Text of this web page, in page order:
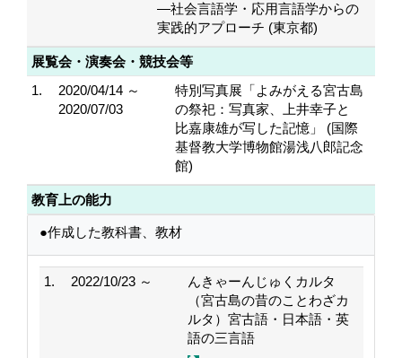
―社会言語学・応用言語学からの
実践的アプローチ (東京都)
展覧会・演奏会・競技会等
1.
2020/04/14 ～
2020/07/03
特別写真展「よみがえる宮古島
の祭祀：写真家、上井幸子と
比嘉康雄が写した記憶」 (国際
基督教大学博物館湯浅八郎記念
館)
教育上の能力
●作成した教科書、教材
1. 2022/10/23 ～
んきゃーんじゅくカルタ
（宮古島の昔のことわざカ
ルタ）宮古語・日本語・英
語の三言語